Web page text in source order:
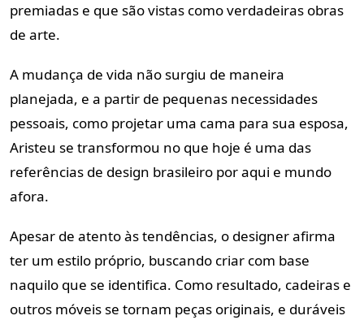
premiadas e que são vistas como verdadeiras obras
de arte.
A mudança de vida não surgiu de maneira
planejada, e a partir de pequenas necessidades
pessoais, como projetar uma cama para sua esposa,
Aristeu se transformou no que hoje é uma das
referências de design brasileiro por aqui e mundo
afora.
Apesar de atento às tendências, o designer afirma
ter um estilo próprio, buscando criar com base
naquilo que se identifica. Como resultado, cadeiras e
outros móveis se tornam peças originais, e duráveis